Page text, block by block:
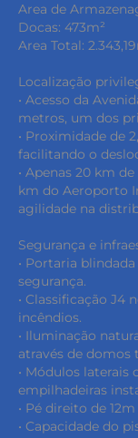
Area de
Docas: 473m²
Area Total:
Localização
• Acesso da
metros, um dos
• Proximidade de
facilitando o
• Apenas 20 km
km do Aeroporto
agilidade na
Segurança e
• Portaria
segurança.
• Classificação J4
incêndios.
• Iluminação
através de domos
• Módulos laterais
empilhadeiras
• Pé direito de
• Capacidade do